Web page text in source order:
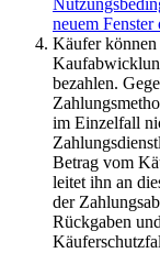
neuem
Käufer
bezahlen.
im Einzelfall
Betrag vom
leitet ihn an
der
Rückgaben